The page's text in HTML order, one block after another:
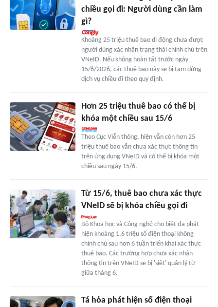
chiều gọi đi: Người dùng cần làm
gì?
Khoảng 25 triệu thuê bao di động chưa được
người dùng xác nhận trạng thái chính chủ trên
VNeID. Nếu không hoàn tất trước ngày
15/6/2026, các thuê bao này sẽ bị tạm dừng
dịch vụ chiều đi theo quy định.
Hơn 25 triệu thuê bao có thể bị
khóa một chiều sau 15/6
Theo Cục Viễn thông, hiện vẫn còn hơn 25
triệu thuê bao vẫn chưa xác thực thông tin
trên ứng dụng VNeID và có thể bị khóa một
chiều sau ngày 15/6.
Từ 15/6, thuê bao chưa xác thực
VNeID sẽ bị khóa chiều gọi đi
Bộ Khoa học và Công nghệ cho biết đã phát
hiện khoảng 1,6 triệu số điện thoại không
chính chủ sau hơn 6 tuần triển khai xác thực
thuê bao. Các trường hợp chưa xác nhận
thông tin trên VNeID sẽ bị 'siết' quản lý từ
giữa tháng 6.
Tá hỏa phát hiện số điện thoại